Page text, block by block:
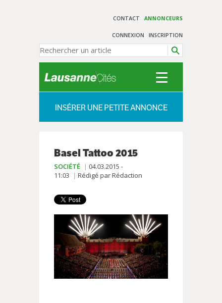
CONTACT ANNONCEURS
CONNEXION INSCRIPTION
INSÉRER UNE PETITE ANNONCE
Basel Tattoo 2015
SOCIÉTÉ
04.03.2015 -
11:03
Rédigé par Rédaction